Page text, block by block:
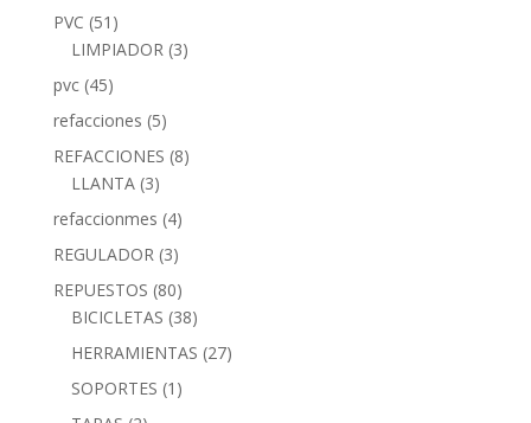
PVC (51)
LIMPIADOR (3)
pvc (45)
refacciones (5)
REFACCIONES (8)
LLANTA (3)
refaccionmes (4)
REGULADOR (3)
REPUESTOS (80)
BICICLETAS (38)
HERRAMIENTAS (27)
SOPORTES (1)